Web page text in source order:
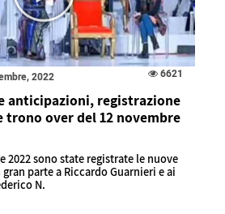
2022 6621
anticipazioni, registrazione
trono over del 12 novembre
2022 sono state registrate le nuove
parte a Riccardo Guarnieri e ai
N.